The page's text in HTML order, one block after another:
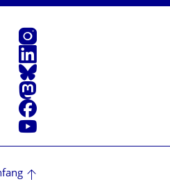
Instagram
LinkedIn
Bluesky
Mastodon
Facebook
Youtube